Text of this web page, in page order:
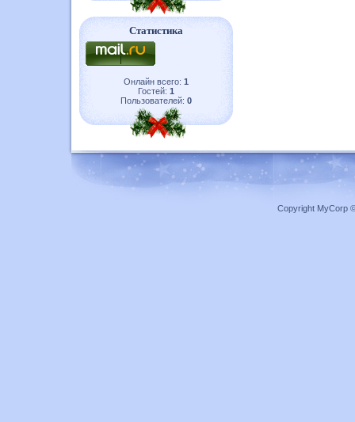
Статистика
Онлайн всего: 1
Гостей: 1
Пользователей: 0
Copyright MyCorp